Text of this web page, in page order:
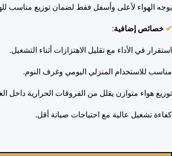
يوجه الهواء لأعلى وأسفل فقط لضمان توزيع مناسب
✔ خصائص إضافية:
استقرار في الأداء مع تقليل الاهتزازات أثناء التشغيل.
مناسب للاستخدام المنزلي اليومي وغرف النوم.
توزيع هواء متوازن يقلل من الفروقات الحرارية داخل
كفاءة تشغيل عالية مع احتياجات صيانة أقل.